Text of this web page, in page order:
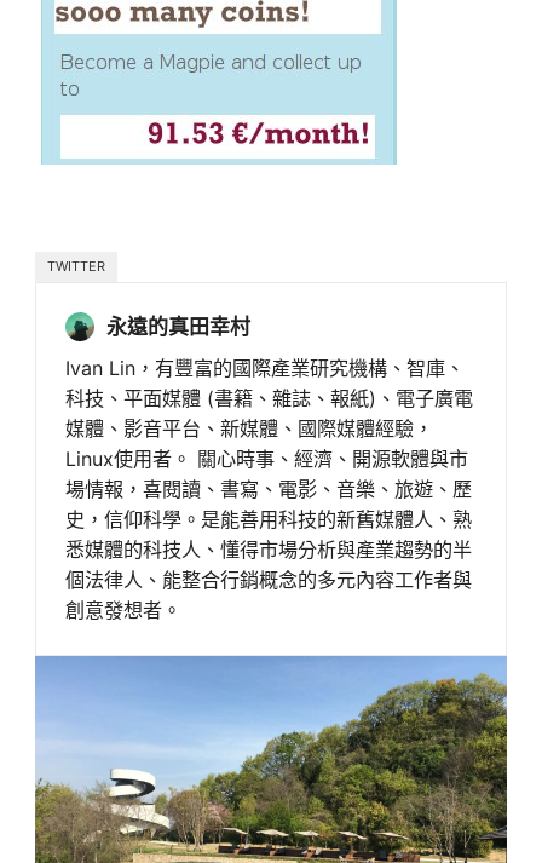
TWITTER
永遠的真田幸村
Ivan Lin，有豐富的國際產業研究機構、智庫、
科技、平面媒體 (書籍、雜誌、報紙)、電子廣電
媒體、影音平台、新媒體、國際媒體經驗，
Linux使用者。 關心時事、經濟、開源軟體與市
場情報，喜閱讀、書寫、電影、音樂、旅遊、歷
史，信仰科學。是能善用科技的新舊媒體人、熟
悉媒體的科技人、懂得市場分析與產業趨勢的半
個法律人、能整合行銷概念的多元內容工作者與
創意發想者。